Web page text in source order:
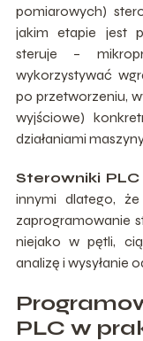
pomiarowych)
jakim etapie jest
steruje –
wykorzystywać
po przetworzeniu,
wyjściowe)
działaniami
Sterowniki
innymi dlatego,
zaprogramowanie
niejako w pętli,
analizę i wysyłanie
PLC w